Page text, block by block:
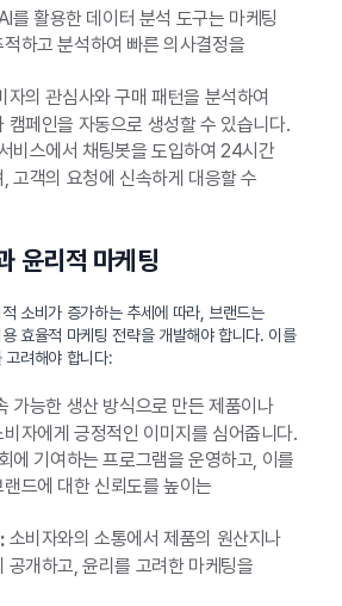
를 활용한 데이터 분석 도구는 마케팅
하고 분석하여 빠른 의사결정을
자의 관심사와 구매 패턴을 분석하여
캠페인을 자동으로 생성할 수 있습니다.
비스에서 채팅봇을 도입하여 24시간
고객의 요청에 신속하게 대응할 수
윤리적 마케팅
소비가 증가하는 추세에 따라, 브랜드는
효율적 마케팅 전략을 개발해야 합니다. 이를
고려해야 합니다:
가능한 생산 방식으로 만든 제품이나
자에게 긍정적인 이미지를 심어줍니다.
에 기여하는 프로그램을 운영하고, 이를
드에 대한 신뢰도를 높이는
소비자와의 소통에서 제품의 원산지나
공개하고, 윤리를 고려한 마케팅을